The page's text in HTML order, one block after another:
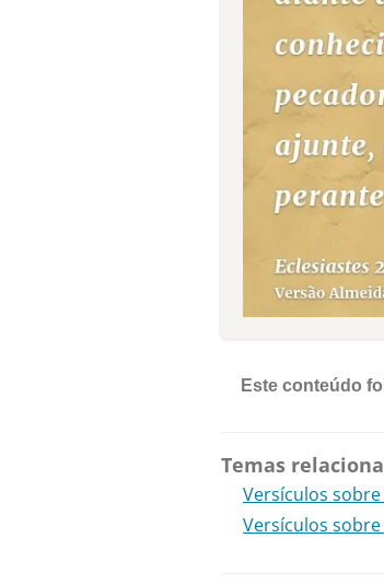
Este conteúdo
Temas
Versículos
Versículos